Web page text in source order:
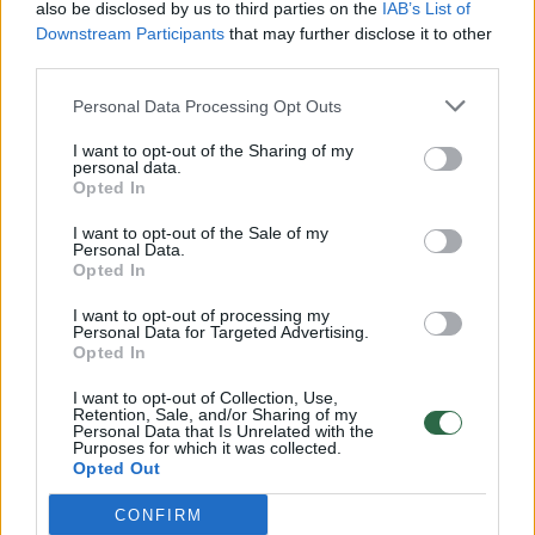
also be disclosed by us to third parties on the IAB’s List of
Downstream Participants that may further disclose it to other
Personal Data Processing Opt Outs
I want to opt-out of the Sharing of my
personal data.
Opted In
I want to opt-out of the Sale of my
Personal Data.
Opted In
I want to opt-out of processing my
Personal Data for Targeted Advertising.
Opted In
I want to opt-out of Collection, Use,
Retention, Sale, and/or Sharing of my
Personal Data that Is Unrelated with the
Purposes for which it was collected.
Opted Out
CONFIRM
Savaitės vidurys nusimato karštas: temperatūra kils iki
32 laipsnių šilumos
Nufilmavo, kaip patvino Vilniaus Vakarinis aplinkkelis:
vaizdas pribloškia
prieš mirtį: „Tai buvo simbolinis mūsų pagerbimo
ženklas“
Žinios | Lietuvos diena